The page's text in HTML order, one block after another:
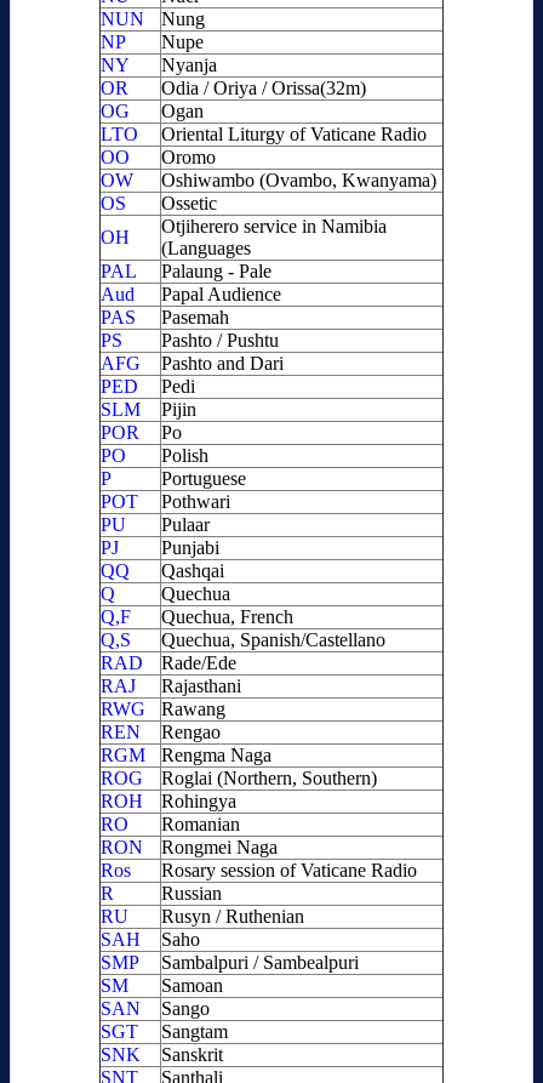
NUN
Nung
NP
Nupe
NY
Nyanja
OR
Odia / Oriya / Orissa(32m)
OG
Ogan
LTO
Oriental Liturgy of Vaticane Radio
OO
Oromo
OW
Oshiwambo (Ovambo, Kwanyama)
OS
Ossetic
OH
Otjiherero service in Namibia
(Languages
PAL
Palaung - Pale
Aud
Papal Audience
PAS
Pasemah
PS
Pashto / Pushtu
AFG
Pashto and Dari
PED
Pedi
SLM
Pijin
POR
Po
PO
Polish
P
Portuguese
POT
Pothwari
PU
Pulaar
PJ
Punjabi
QQ
Qashqai
Q
Quechua
Q,F
Quechua, French
Q,S
Quechua, Spanish/Castellano
RAD
Rade/Ede
RAJ
Rajasthani
RWG
Rawang
REN
Rengao
RGM
Rengma Naga
ROG
Roglai (Northern, Southern)
ROH
Rohingya
RO
Romanian
RON
Rongmei Naga
Ros
Rosary session of Vaticane Radio
R
Russian
RU
Rusyn / Ruthenian
SAH
Saho
SMP
Sambalpuri / Sambealpuri
SM
Samoan
SAN
Sango
SGT
Sangtam
SNK
Sanskrit
SNT
Santhali